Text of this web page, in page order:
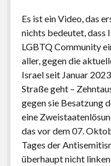
Es ist ein Video, das
nichts bedeutet, dass
LGBTQ Community
aller, gegen die
Israel seit Januar
Straße geht –
gegen sie Besatzung
eine
das vor dem 07.
Tages der
überhaupt nicht